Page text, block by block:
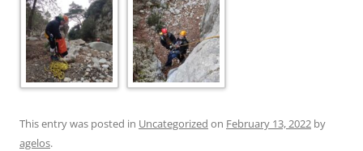
This entry was posted in Uncategorized on February 13, 2022 by
agelos.